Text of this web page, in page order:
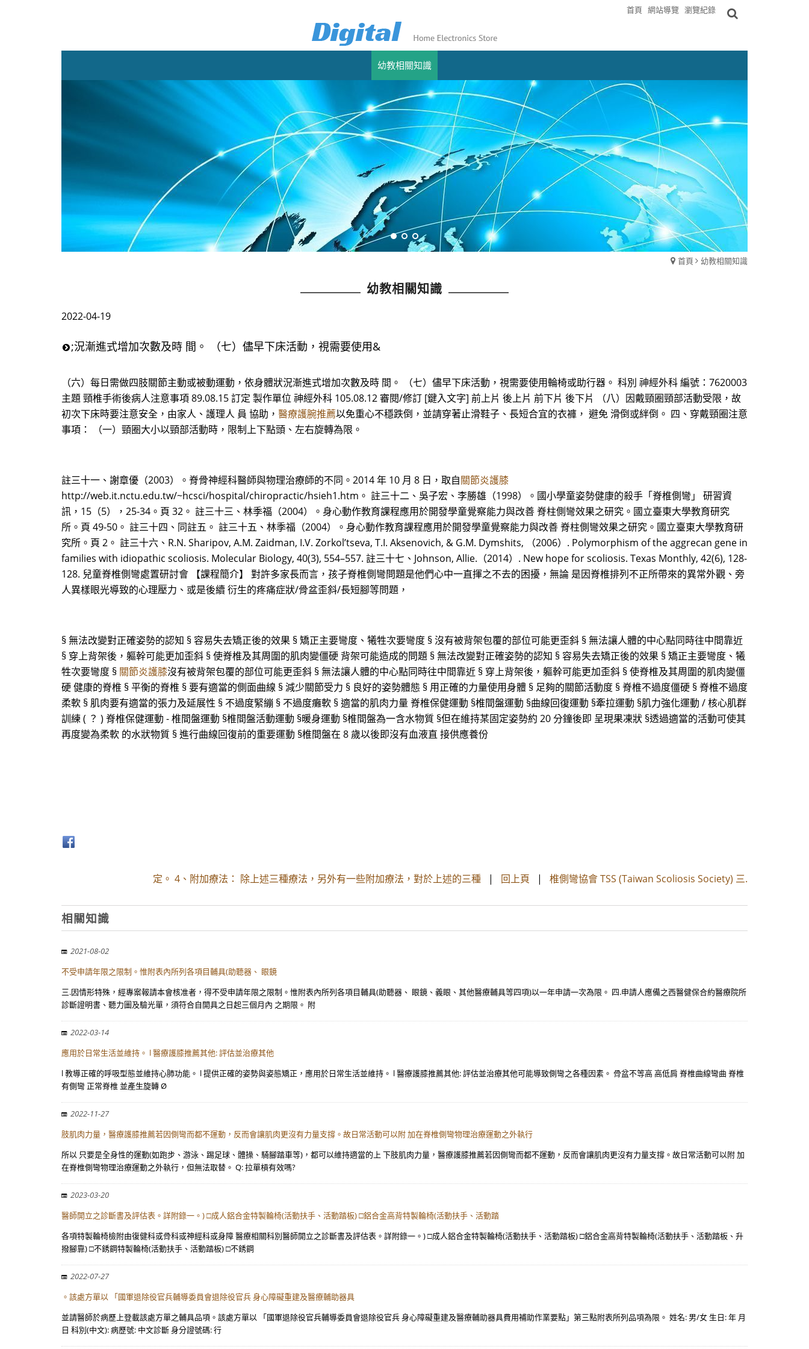
首頁 網站導覽 瀏覽紀錄
幼教相關知識
首頁 幼教相關知識
幼教相關知識
2022-04-19
;況漸進式增加次數及時 間。 （七）儘早下床活動，視需要使用&
（六）每日需做四肢關節主動或被動運動，依身體狀況漸進式增加次數及時 間。 （七）儘早下床活動，視需要使用輪椅或助行器。 科別 神經外科 編號：7620003
主題 頸椎手術後病人注意事項 89.08.15 訂定 製作單位 神經外科 105.08.12 審閱/修訂 [鍵入文字] 前上片 後上片 前下片 後下片 （八）因戴頸圈頸部活動受限，故
初次下床時要注意安全，由家人、護理人 員 協助， 醫療護腕推薦以免重心不穩跌倒，並請穿著止滑鞋子、長短合宜的衣褲， 避免 滑倒或絆倒。 四、穿戴頸圈注意
事項： （一）頸圈大小以頸部活動時，限制上下點頭、左右旋轉為限。
註三十一、謝章優（2003）。脊骨神經科醫師與物理治療師的不同。2014 年 10 月 8 日，取自關節炎護膝
http://web.it.nctu.edu.tw/~hcsci/hospital/chiropractic/hsieh1.htm。 註三十二、吳子宏、李勝雄（1998）。國小學童姿勢健康的殺手「脊椎側彎」 研習資
訊，15（5），25-34。頁 32。 註三十三、林季福（2004）。身心動作教育課程應用於開發學童覺察能力與改善 脊柱側彎效果之研究。國立臺東大學教育研究
所。頁 49-50。 註三十四、同註五。 註三十五、林季福（2004）。身心動作教育課程應用於開發學童覺察能力與改善 脊柱側彎效果之研究。國立臺東大學教育研
究所。頁 2。 註三十六、R.N. Sharipov, A.M. Zaidman, I.V. Zorkol’tseva, T.I. Aksenovich, & G.M. Dymshits, （2006）. Polymorphism of the aggrecan gene in
families with idiopathic scoliosis. Molecular Biology, 40(3), 554–557. 註三十七、Johnson, Allie.（2014）. New hope for scoliosis. Texas Monthly, 42(6), 128-
128. 兒童脊椎側彎處置研討會 【課程簡介】 對許多家長而言，孩子脊椎側彎問題是他們心中一直揮之不去的困擾，無論 是因脊椎排列不正所帶來的異常外觀、旁
人異樣眼光導致的心理壓力、或是後續 衍生的疼痛症狀/骨盆歪斜/長短腳等問題，
§ 無法改變對正確姿勢的認知 § 容易失去矯正後的效果 § 矯正主要彎度、犧牲次要彎度 § 沒有被背架包覆的部位可能更歪斜 § 無法讓人體的中心點同時往中間靠近
§ 穿上背架後，軀幹可能更加歪斜 § 使脊椎及其周圍的肌肉變僵硬 背架可能造成的問題 § 無法改變對正確姿勢的認知 § 容易失去矯正後的效果 § 矯正主要彎度、犧
牲次要彎度 § 關節炎護膝沒有被背架包覆的部位可能更歪斜 § 無法讓人體的中心點同時往中間靠近 § 穿上背架後，軀幹可能更加歪斜 § 使脊椎及其周圍的肌肉變僵
硬 健康的脊椎 § 平衡的脊椎 § 要有適當的側面曲線 § 減少關節受力 § 良好的姿勢體態 § 用正確的力量使用身體 § 足夠的關節活動度 § 脊椎不過度僵硬 § 脊椎不過度
柔軟 § 肌肉要有適當的張力及延展性 § 不過度緊繃 § 不過度癱軟 § 適當的肌肉力量 脊椎保健運動 §椎間盤運動 §曲線回復運動 §牽拉運動 §肌力強化運動 / 核心肌群
訓練 ( ？ ) 脊椎保健運動 - 椎間盤運動 §椎間盤活動運動 §暖身運動 §椎間盤為一含水物質 §但在維持某固定姿勢約 20 分鐘後即 呈現果凍狀 §透過適當的活動可使其
再度變為柔軟 的水狀物質 § 進行曲線回復前的重要運動 §椎間盤在 8 歲以後即沒有血液直 接供應養份
定。 4、附加療法： 除上述三種療法，另外有一些附加療法，對於上述的三種 | 回上頁 | 椎側彎協會 TSS (Taiwan Scoliosis Society) 三.
相關知識
2021-08-02
不受申請年限之限制。惟附表內所列各項目輔具(助聽器、 眼鏡
三.因情形特殊，經專案報請本會核准者，得不受申請年限之限制。惟附表內所列各項目輔具(助聽器、 眼鏡、義眼、其他醫療輔具等四項)以一年申請一次為限。 四.申請人應備之西醫健保合約醫療院所
診斷證明書、聽力圖及驗光單，須符合自開具之日起三個月內 之期限。 附
2022-03-14
應用於日常生活並維持。 l 醫療護膝推薦其他: 評估並治療其他
l 教導正確的呼吸型態並維持心肺功能。 l 提供正確的姿勢與姿態矯正，應用於日常生活並維持。 l 醫療護膝推薦其他: 評估並治療其他可能導致側彎之各種因素。 骨盆不等高 高低肩 脊椎曲線彎曲 脊椎
有側彎 正常脊椎 並產生旋轉 Ø
2022-11-27
肢肌肉力量，醫療護膝推薦若因側彎而都不運動，反而會讓肌肉更沒有力量支撐。故日常活動可以附 加在脊椎側彎物理治療運動之外執行
所以 只要是全身性的運動(如跑步、游泳、踢足球、體操、騎腳踏車等)，都可以維持適當的上 下肢肌肉力量，醫療護膝推薦若因側彎而都不運動，反而會讓肌肉更沒有力量支撐。故日常活動可以附 加
在脊椎側彎物理治療運動之外執行，但無法取替。 Q: 拉單槓有效嗎?
2023-03-20
醫師開立之診斷書及評估表。詳附錄一。) □成人鋁合金特製輪椅(活動扶手、活動踏板) □鋁合金高背特製輪椅(活動扶手、活動踏
各項特製輪椅檢附由復健科或骨科或神經科或身障 醫療相關科別醫師開立之診斷書及評估表。詳附錄一。) □成人鋁合金特製輪椅(活動扶手、活動踏板) □鋁合金高背特製輪椅(活動扶手、活動踏板、升
撥腳靠) □不銹鋼特製輪椅(活動扶手、活動踏板) □不銹鋼
2022-07-27
。該處方單以 「國軍退除役官兵輔導委員會退除役官兵 身心障礙重建及醫療輔助器具
並請醫師於病歷上登載該處方單之輔具品項。該處方單以 「國軍退除役官兵輔導委員會退除役官兵 身心障礙重建及醫療輔助器具費用補助作業要點」第三點附表所列品項為限。 姓名: 男/女 生日: 年 月
日 科別(中文): 病歷號: 中文診斷 身分證號碼: 行